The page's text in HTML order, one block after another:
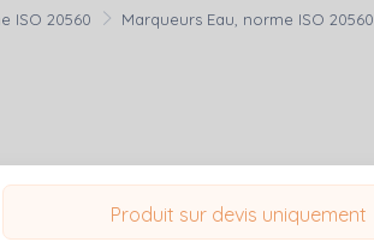
ISO 20560 Marqueurs Eau, norme ISO 20560
Produit sur devis uniquement